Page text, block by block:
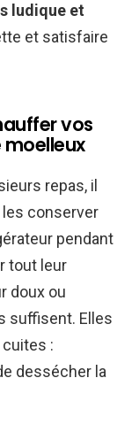
ludique et
et satisfaire
vos
repas, il
conserver
pendant
tout leur
doux ou
suffisent. Elles
:
dessécher la